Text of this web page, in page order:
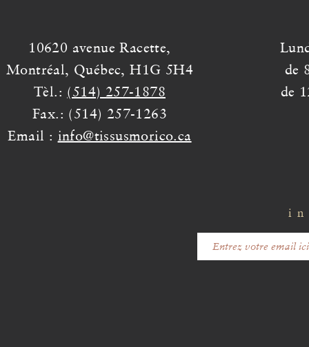
10620 avenue Racette,
Montréal, Québec, H1G 5H4
Tèl.: (514) 257-1878
Fax.: (514) 257-1263
Email : info@tissusmorico.ca
de
de